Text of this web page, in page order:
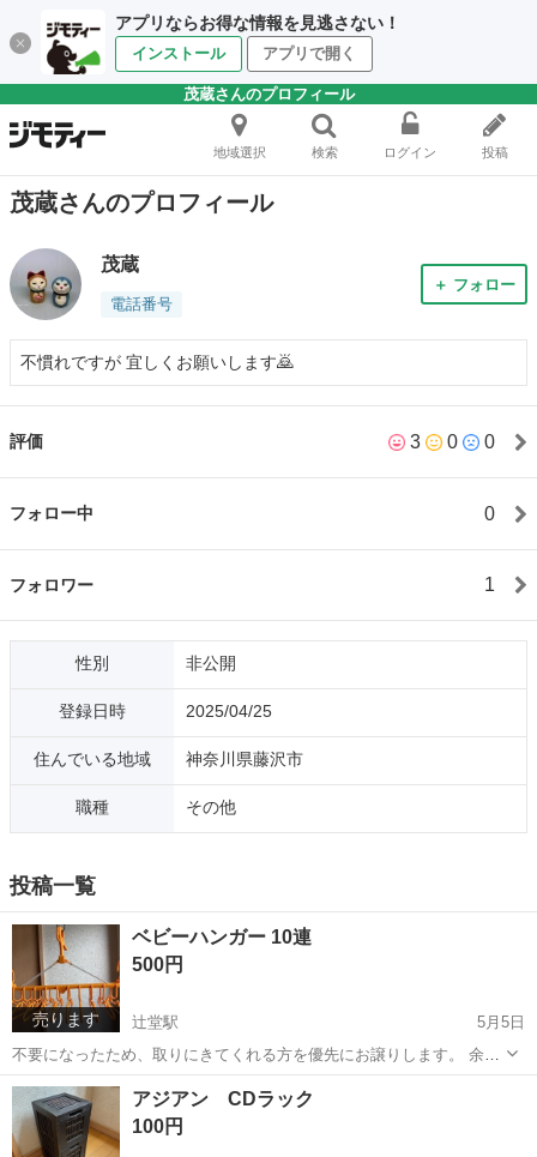
アプリならお得な情報を見逃さない！
インストール アプリで開く
茂蔵さんのプロフィール
地域選択 検索 ログイン 投稿
茂蔵さんのプロフィール
茂蔵
電話番号
＋ フォロー
不慣れですが 宜しくお願いします🙇
評価 3 0 0
フォロー中 0
フォロワー 1
性別 非公開
登録日時 2025/04/25
住んでいる地域 神奈川県藤沢市
職種 その他
投稿一覧
売ります
ベビーハンガー 10連
500円
辻堂駅
5月5日
不要になったため、取りにきてくれる方を優先にお譲りします。 余り
使用せずクロゼットで保管していた為、ピカピカです。
神奈川 藤沢市
アジアン CDラック
100円